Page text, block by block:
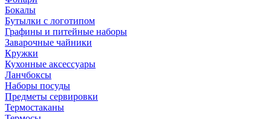
Бокалы
Бутылки с логотипом
Графины и питейные наборы
Заварочные чайники
Кружки
Кухонные аксессуары
Ланчбоксы
Наборы посуды
Предметы сервировки
Термостаканы